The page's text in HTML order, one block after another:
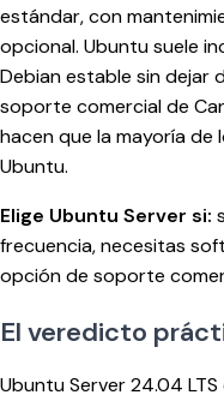
estándar, con
opcional. Ubuntu suele
Debian estable sin dejar
soporte comercial de
hacen que la mayoría de
Ubuntu.
Elige Ubuntu Server si:
frecuencia, necesitas
opción de soporte
El veredicto
Ubuntu Server 24.04